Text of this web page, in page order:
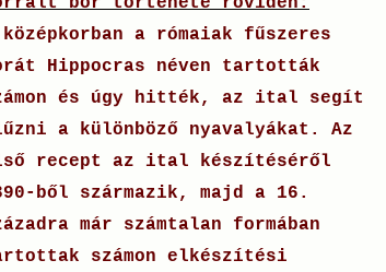
a rómaiak fűszeres
Hippocras néven tartották
és úgy hitték, az ital segít
a különböző nyavalyákat. Az
recept az ital készítéséről
ből származik, majd a 16.
már számtalan formában
számon elkészítési